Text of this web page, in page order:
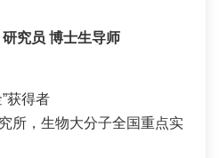
究员 博士生导师
获得者
所，生物大分子全国重点实验室